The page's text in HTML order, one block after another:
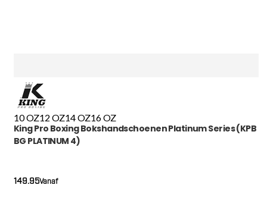
10 OZ12 OZ14 OZ16 OZ
King Pro Boxing Bokshandschoenen Platinum Series (KPB
BG PLATINUM 4)
Vanaf
149.95